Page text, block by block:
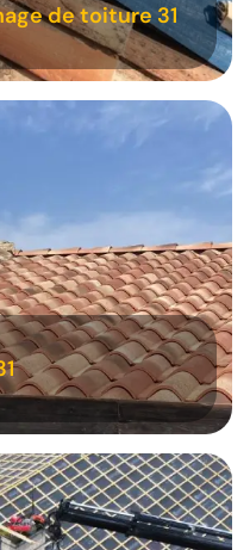
de toiture 31